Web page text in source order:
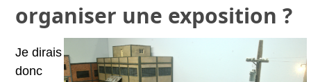
organiser une exposition ?
Je dirais
donc